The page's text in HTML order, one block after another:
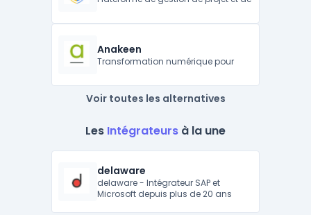
Anakeen
Transformation numérique pour
Voir toutes les alternatives
Les Intégrateurs à la une
delaware
delaware - Intégrateur SAP et
Microsoft depuis plus de 20 ans